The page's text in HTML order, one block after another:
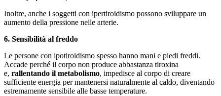
Inoltre, anche i soggetti con ipertiroidismo possono sviluppare un
aumento della pressione nelle arterie.
6. Sensibilità al freddo
Le persone con ipotiroidismo spesso hanno mani e piedi freddi.
Accade perché il corpo non produce abbastanza tiroxina
e, rallentando il metabolismo, impedisce al corpo di creare
sufficiente energia per mantenersi naturalmente al caldo, diventando
estremamente sensibile alle basse temperature.